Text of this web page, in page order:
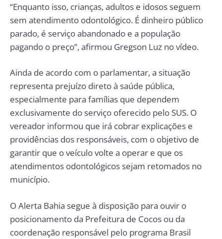
“Enquanto isso, crianças, adultos e idosos seguem
sem atendimento odontológico. É dinheiro público
parado, é serviço abandonado e a população
pagando o preço”, afirmou Gregson Luz no vídeo.
Ainda de acordo com o parlamentar, a situação
representa prejuízo direto à saúde pública,
especialmente para famílias que dependem
exclusivamente do serviço oferecido pelo SUS. O
vereador informou que irá cobrar explicações e
providências dos responsáveis, com o objetivo de
garantir que o veículo volte a operar e que os
atendimentos odontológicos sejam retomados no
município.
O Alerta Bahia segue à disposição para ouvir o
posicionamento da Prefeitura de Cocos ou da
coordenação responsável pelo programa Brasil